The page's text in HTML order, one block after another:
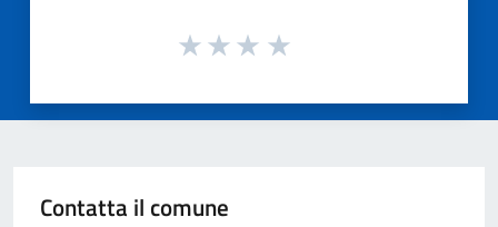
Contatta il comune